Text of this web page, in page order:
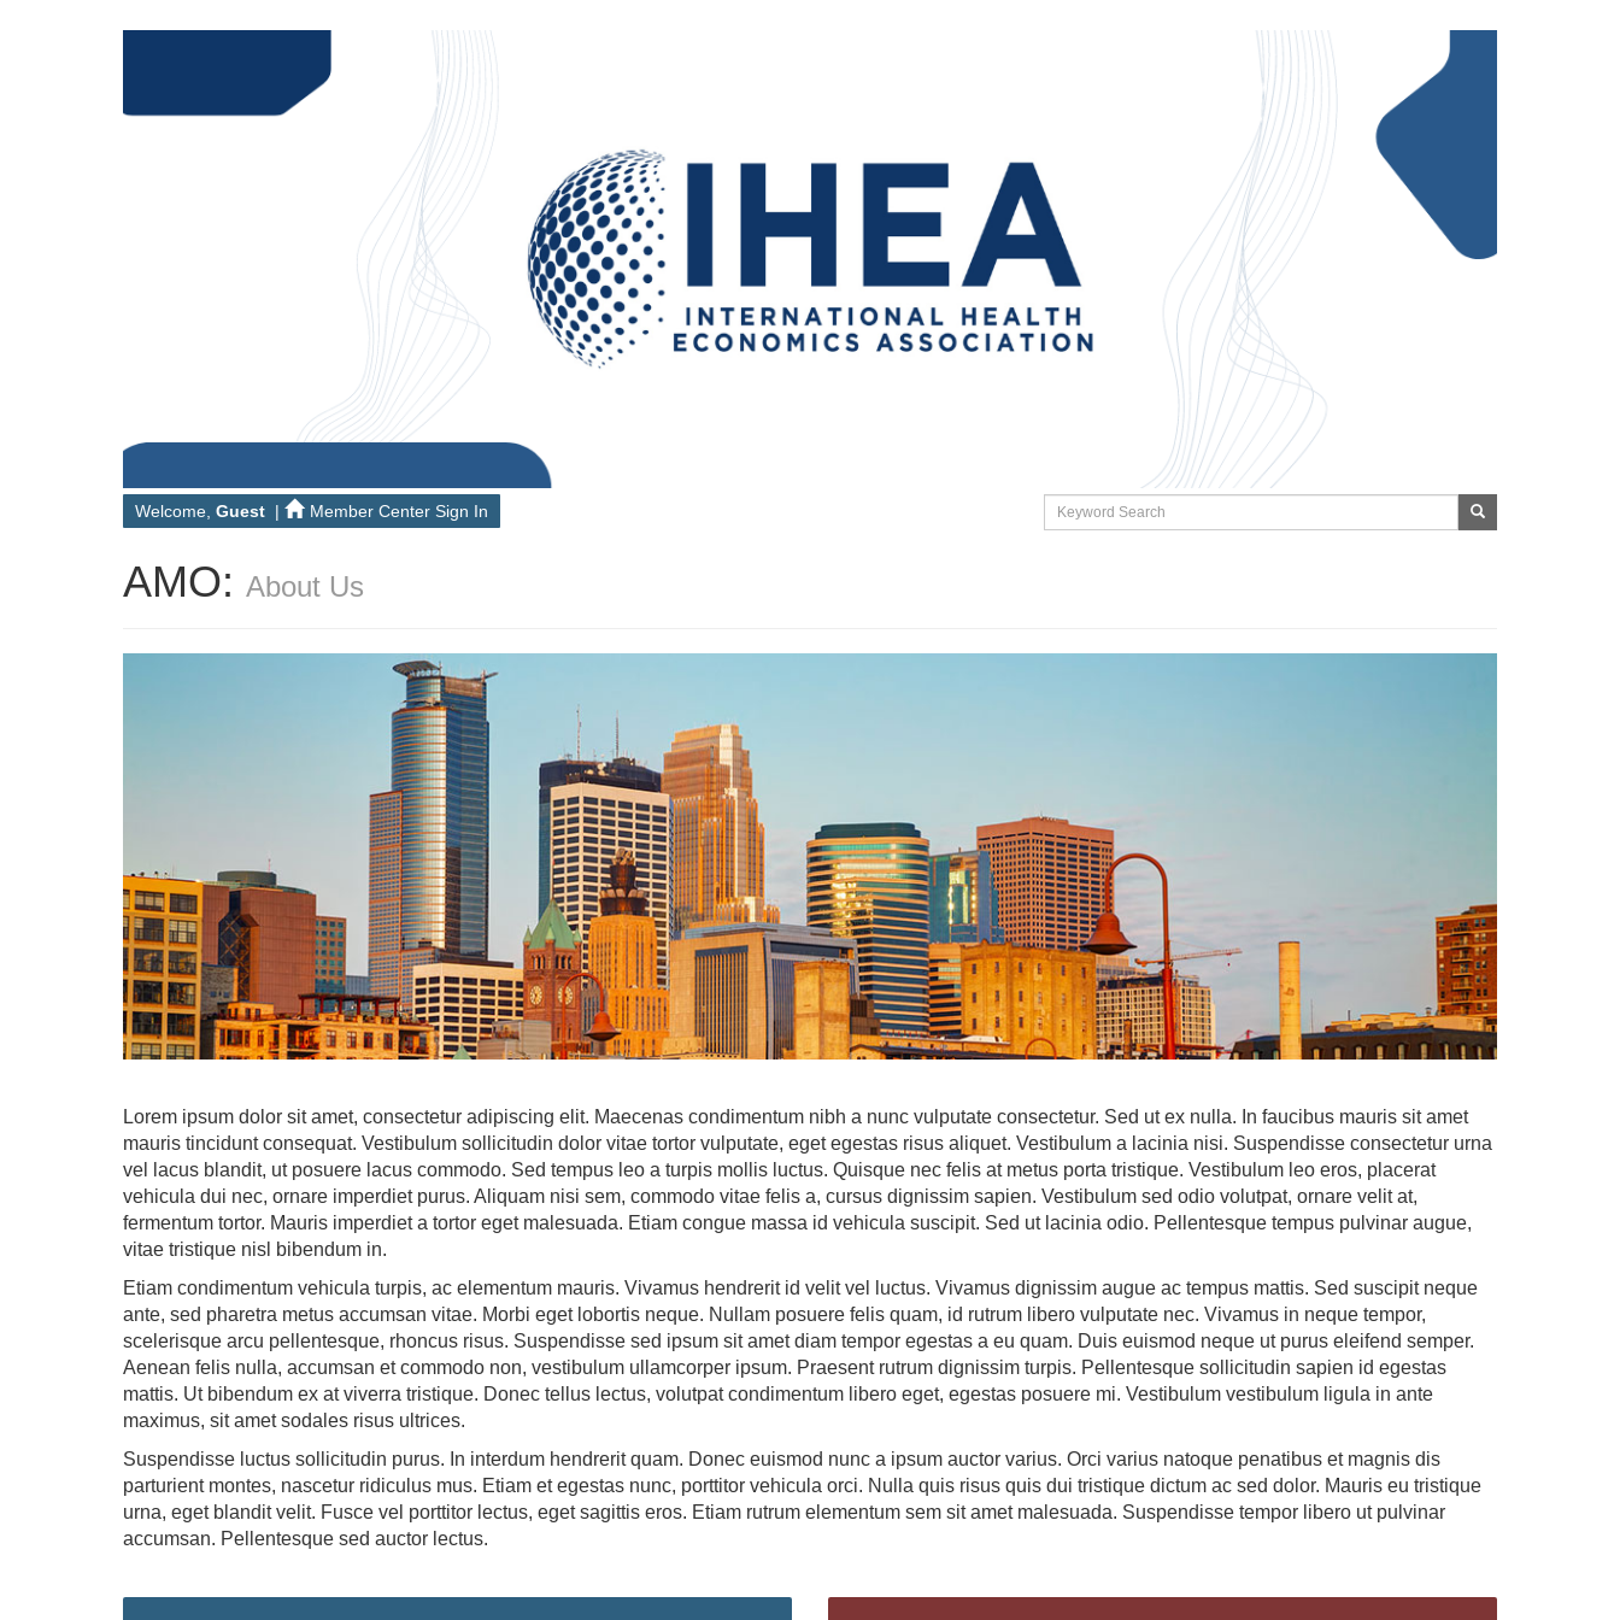
Welcome, Guest | Member Center Sign In
AMO: About Us
Lorem ipsum dolor sit amet, consectetur adipiscing elit. Maecenas condimentum nibh a nunc vulputate consectetur. Sed ut ex nulla. In faucibus mauris sit amet
mauris tincidunt consequat. Vestibulum sollicitudin dolor vitae tortor vulputate, eget egestas risus aliquet. Vestibulum a lacinia nisi. Suspendisse consectetur urna
vel lacus blandit, ut posuere lacus commodo. Sed tempus leo a turpis mollis luctus. Quisque nec felis at metus porta tristique. Vestibulum leo eros, placerat
vehicula dui nec, ornare imperdiet purus. Aliquam nisi sem, commodo vitae felis a, cursus dignissim sapien. Vestibulum sed odio volutpat, ornare velit at,
fermentum tortor. Mauris imperdiet a tortor eget malesuada. Etiam congue massa id vehicula suscipit. Sed ut lacinia odio. Pellentesque tempus pulvinar augue,
vitae tristique nisl bibendum in.
Etiam condimentum vehicula turpis, ac elementum mauris. Vivamus hendrerit id velit vel luctus. Vivamus dignissim augue ac tempus mattis. Sed suscipit neque
ante, sed pharetra metus accumsan vitae. Morbi eget lobortis neque. Nullam posuere felis quam, id rutrum libero vulputate nec. Vivamus in neque tempor,
scelerisque arcu pellentesque, rhoncus risus. Suspendisse sed ipsum sit amet diam tempor egestas a eu quam. Duis euismod neque ut purus eleifend semper.
Aenean felis nulla, accumsan et commodo non, vestibulum ullamcorper ipsum. Praesent rutrum dignissim turpis. Pellentesque sollicitudin sapien id egestas
mattis. Ut bibendum ex at viverra tristique. Donec tellus lectus, volutpat condimentum libero eget, egestas posuere mi. Vestibulum vestibulum ligula in ante
maximus, sit amet sodales risus ultrices.
Suspendisse luctus sollicitudin purus. In interdum hendrerit quam. Donec euismod nunc a ipsum auctor varius. Orci varius natoque penatibus et magnis dis
parturient montes, nascetur ridiculus mus. Etiam et egestas nunc, porttitor vehicula orci. Nulla quis risus quis dui tristique dictum ac sed dolor. Mauris eu tristique
urna, eget blandit velit. Fusce vel porttitor lectus, eget sagittis eros. Etiam rutrum elementum sem sit amet malesuada. Suspendisse tempor libero ut pulvinar
accumsan. Pellentesque sed auctor lectus.